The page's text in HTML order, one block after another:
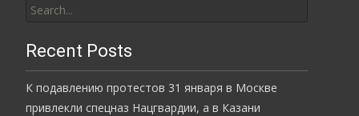
for:
Recent Posts
К подавлению протестов 31 января в Москве
привлекли спецназ Нацгвардии, а в Казани